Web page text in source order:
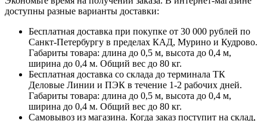
доступны разные варианты доставки:
Бесплатная доставка при покупке от 30 000 рублей по
Санкт-Петербургу в пределах КАД, Мурино и Кудрово.
Габариты товара: длина до 0,5 м, высота до 0,4 м,
ширина до 0,4 м. Общий вес до 80 кг.
Бесплатная доставка со склада до терминала ТК
Деловые Линии и ПЭК в течение 1-2 рабочих дней.
Габариты товара: длина до 0,5 м, высота до 0,4 м,
ширина до 0,4 м. Общий вес до 80 кг.
Самовывоз из магазина. Когда заказ поступит на склад,